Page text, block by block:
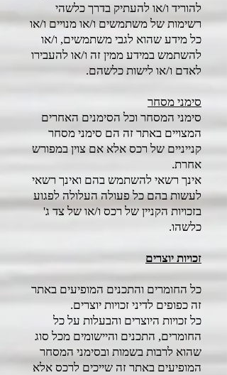
להוריד ו/או להעתיק בדרך כלשהי
רשימות של משתמשים ו/או מנויים ו/או
כל מידע שהוא לגבי משתמשים, ו/או
להשתמש במידע ממין זה ו/או להעבירו
לאדם ו/או לישות כלשהם.
סימני מסחר
סימני המסחר וכל הסימנים האחרים
המצויים באתר זה הם סימני מסחר
קנייניים של רכס אלא אם צוין במפורש
אחרת.
אינך רשאי להשתמש בהם ואינך רשאי
לעשות בהם כל פעולה העלולה לפגוע
בזכויות הקניין של רכס ו/או של צד ג'
כלשהו.
זכויות יוצרים
כל החומרים והתכנים המופיעים באתר
זה כפופים לדיני זכויות יוצרים.
כל זכויות היוצרים והבעלות על כל
החומרים, התכנים והיישומים מכל סוג
שהוא לרבות בשמות ובסימני המסחר
המופיעים באתר זה שייכים לרכס אלא